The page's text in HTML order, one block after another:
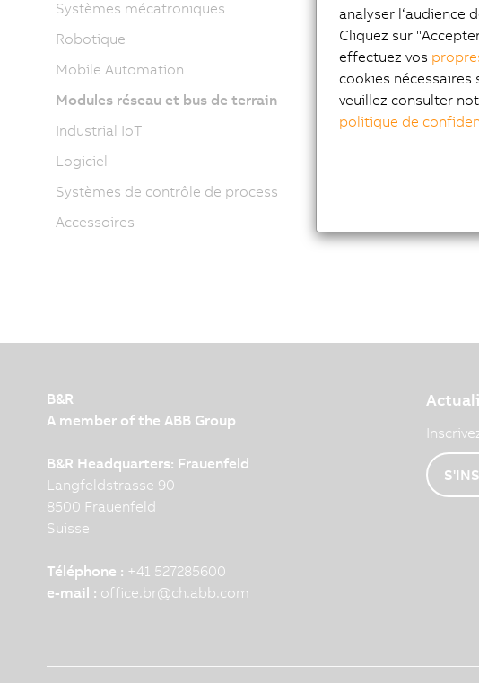
Systèmes mécatroniques
Robotique
Mobile Automation
Modules réseau et bus de terrain
Industrial IoT
Logiciel
Systèmes de contrôle de process
Accessoires
B&R
A member of the ABB Group
B&R Headquarters: Frauenfeld
Langfeldstrasse 90
8500 Frauenfeld
Suisse
Téléphone : +41 527285600
e-mail : office.br@ch.abb.com
analyser l‘audience
Cliquez sur
effectuez vos
cookies nécessaires
veuillez consulter
politique de